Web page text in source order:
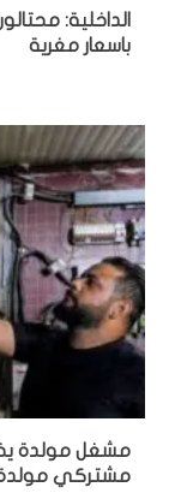
الداخلية:
باسعار مغرية
مشتركي مولدة